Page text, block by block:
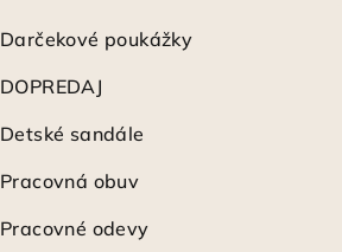
Darčekové poukážky
DOPREDAJ
Detské sandále
Pracovná obuv
Pracovné odevy